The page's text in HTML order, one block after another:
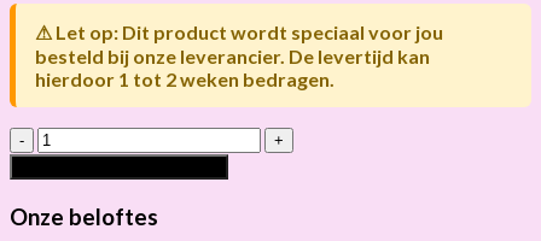
⚠ Let op: Dit product wordt speciaal voor jou
besteld bij onze leverancier. De levertijd kan
hierdoor 1 tot 2 weken bedragen.
TRIXIE
RESERVE
STAM
SISAL
VOOR
Onze beloftes